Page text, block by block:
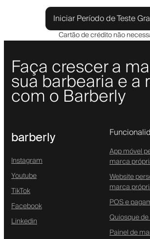
Iniciar Período de Teste
Cartão de crédito não
Faça crescer a
sua barbearia e a
com o Barberly
barberly
Instagram
Youtube
TikTok
Facebook
Linkedin
App móvel
marca
Website
marca
POS e
Quiosque
Painel de